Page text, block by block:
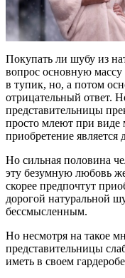
Покупать ли шубу из
вопрос основную
в тупик, но, а потом
отрицательный ответ.
представительницы
просто млеют при виде
приобретение является
Но сильная половина
эту безумную любовь
скорее предпочтут
дорогой натуральной
бессмысленным.
Но несмотря на такое
представительницы
иметь в своем